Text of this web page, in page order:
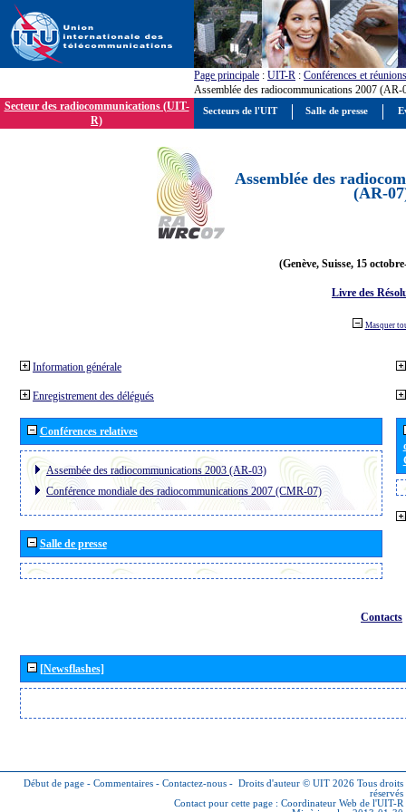
Page principale : UIT-R : Conférences et réunions
Assemblée des radiocommunications 2007 (AR-
Secteur des radiocommunications (UIT-
R)
Assemblée des
(AR-
(Genève, Suisse, 15
Livre des
Masquer
Information générale
Enregistrement des délégués
Conférences relatives
Assembée des radiocommunications 2003 (AR-03)
Conférence mondiale des radiocommunications 2007 (CMR-07)
Salle de presse
Contacts
[Newsflashes]
Début de page - Commentaires - Contactez-nous - Droits d'auteur © UIT 2026 Tous droits
réservés
Contact pour cette page : Coordinateur Web de l'UIT-R
Secteurs de l'UIT Salle de presse